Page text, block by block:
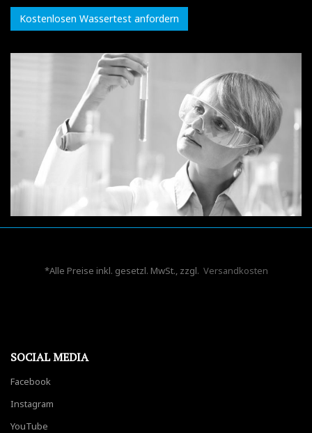
Kostenlosen Wassertest anfordern
*Alle Preise inkl. gesetzl. MwSt., zzgl. Versandkosten
SOCIAL MEDIA
Facebook
Instagram
YouTube